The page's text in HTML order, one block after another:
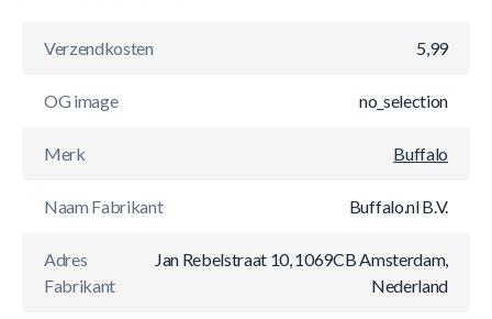
Verzendkosten 5,99
OG image no_selection
Merk Buffalo
Naam Fabrikant Buffalo.nl B.V.
Adres
Fabrikant
Jan Rebelstraat 10, 1069CB Amsterdam,
Nederland